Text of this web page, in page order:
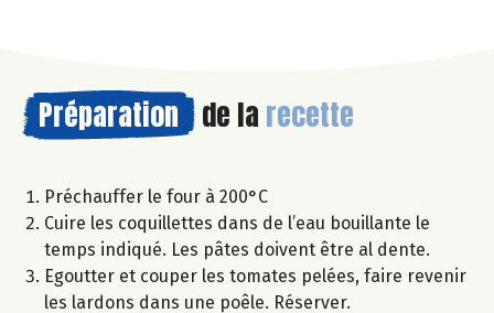
Préparation de la recette
Préchauffer le four à 200°C
Cuire les coquillettes dans de l’eau bouillante le
temps indiqué. Les pâtes doivent être al dente.
Egoutter et couper les tomates pelées, faire revenir
les lardons dans une poêle. Réserver.